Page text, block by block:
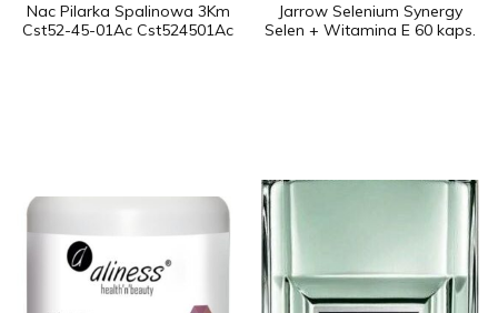
Nac Pilarka Spalinowa 3Km
Cst52-45-01Ac Cst524501Ac
Jarrow Selenium Synergy
Selen + Witamina E 60 kaps.